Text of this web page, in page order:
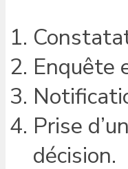
Enquête
Prise
décision.